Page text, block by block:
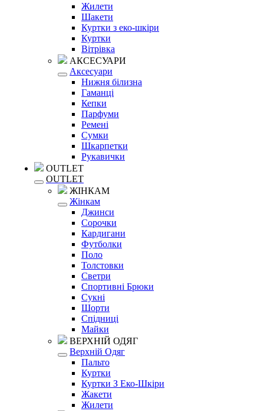
Жилети
Шакети
Куртки з еко-шкіри
Куртки
Вітрівка
АКСЕСУАРИ
Аксесуари
Нижня білизна
Гаманці
Кепки
Парфуми
Ремені
Сумки
Шкарпетки
Рукавички
OUTLET
OUTLET
ЖІНКАМ
Жінкам
Джинси
Сорочки
Кардигани
Футболки
Поло
Толстовки
Светри
Спортивні Брюки
Сукні
Шорти
Спідниці
Майки
ВЕРХНІЙ ОДЯГ
Верхній Одяг
Пальто
Куртки
Куртки З Еко-Шкіри
Жакети
Жилети